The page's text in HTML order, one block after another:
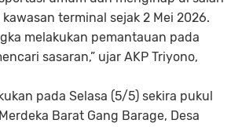
terminal sejak 2 Mei 2026.
melakukan pemantauan pada
sasaran,” ujar AKP Triyono,
pada Selasa (5/5) sekira pukul
Barat Gang Barage, Desa